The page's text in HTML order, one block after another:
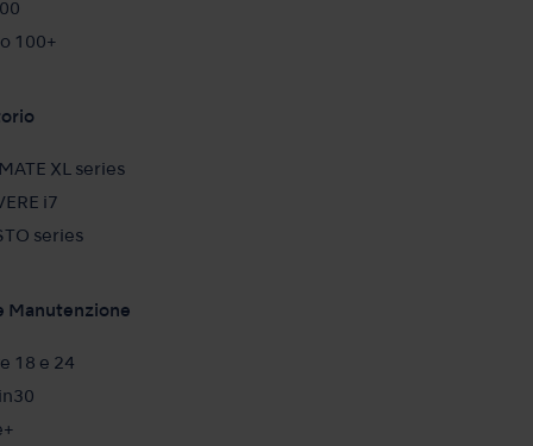
100+
XL series
i7
series
Manutenzione
18 e 24